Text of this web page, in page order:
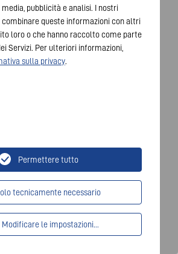
pubblicità e analisi. I nostri
combinare queste informazioni con altri
loro o che hanno raccolto come parte
Servizi. Per ulteriori informazioni,
sulla privacy.
Modificare le impostazioni...
tecnicamente necessario
Permettere tutto